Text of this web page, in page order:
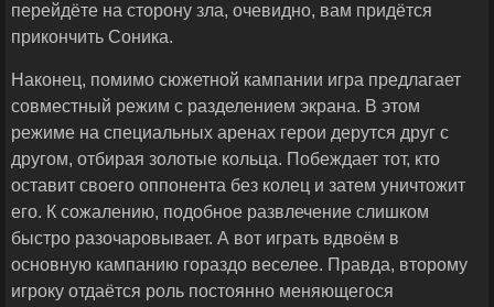
перейдёте на сторону зла, очевидно, вам придётся
прикончить Соника.
Наконец, помимо сюжетной кампании игра предлагает
совместный режим с разделением экрана. В этом
режиме на специальных аренах герои дерутся друг с
другом, отбирая золотые кольца. Побеждает тот, кто
оставит своего оппонента без колец и затем уничтожит
его. К сожалению, подобное развлечение слишком
быстро разочаровывает. А вот играть вдвоём в
основную кампанию гораздо веселее. Правда, второму
игроку отдаётся роль постоянно меняющегося